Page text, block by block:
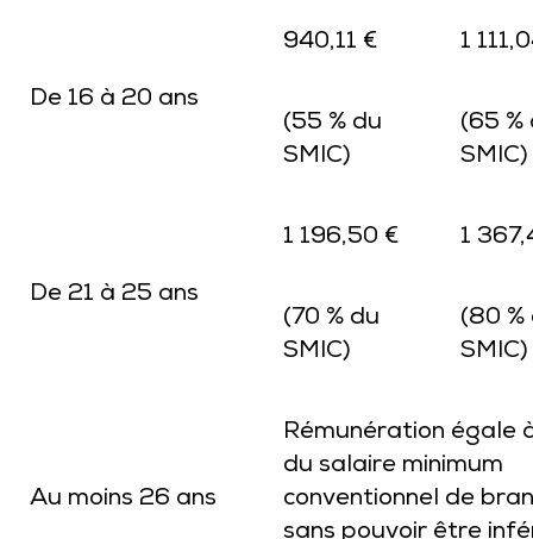
De 16 à 20 ans
940,11 € 1
(55 % du
SMIC)
(65 %
SMIC)
De 21 à 25 ans
1 196,50 € 1
(70 % du
SMIC)
(80 %
SMIC)
Au moins 26 ans
Rémunération égale
du salaire minimum
conventionnel de
sans pouvoir être